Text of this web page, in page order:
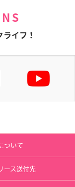
イフ！
ついて
ース送付先